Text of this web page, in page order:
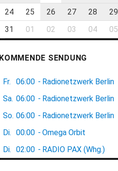
24
25 26 27 28 29
31
01 02 03 04 05
KOMMENDE SENDUNG
Fr. 06:00 - Radionetzwerk Berlin
Sa. 06:00 - Radionetzwerk Berlin
So. 06:00 - Radionetzwerk Berlin
Di. 00:00 - Omega Orbit
Di. 02:00 - RADIO PAX (Whg.)